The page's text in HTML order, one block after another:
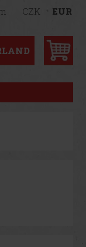
CZK EUR